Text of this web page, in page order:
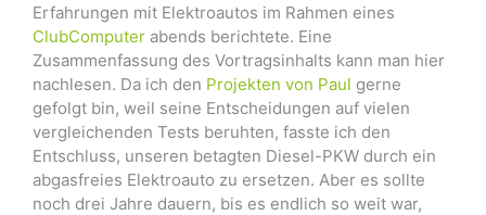
Erfahrungen mit Elektroautos im Rahmen eines
ClubComputer abends berichtete. Eine
Zusammenfassung des Vortragsinhalts kann man hier
nachlesen. Da ich den Projekten von Paul gerne
gefolgt bin, weil seine Entscheidungen auf vielen
vergleichenden Tests beruhten, fasste ich den
Entschluss, unseren betagten Diesel-PKW durch ein
abgasfreies Elektroauto zu ersetzen. Aber es sollte
noch drei Jahre dauern, bis es endlich so weit war,